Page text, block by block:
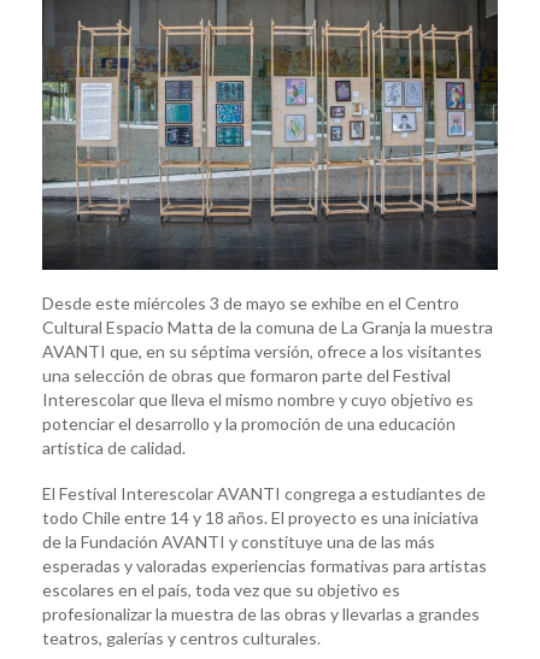
Desde este miércoles 3 de mayo se exhibe en el Centro
Cultural Espacio Matta de la comuna de La Granja la muestra
AVANTI que, en su séptima versión, ofrece a los visitantes
una selección de obras que formaron parte del Festival
Interescolar que lleva el mismo nombre y cuyo objetivo es
potenciar el desarrollo y la promoción de una educación
artística de calidad.
El Festival Interescolar AVANTI congrega a estudiantes de
todo Chile entre 14 y 18 años. El proyecto es una iniciativa
de la Fundación AVANTI y constituye una de las más
esperadas y valoradas experiencias formativas para artistas
escolares en el país, toda vez que su objetivo es
profesionalizar la muestra de las obras y llevarlas a grandes
teatros, galerías y centros culturales.